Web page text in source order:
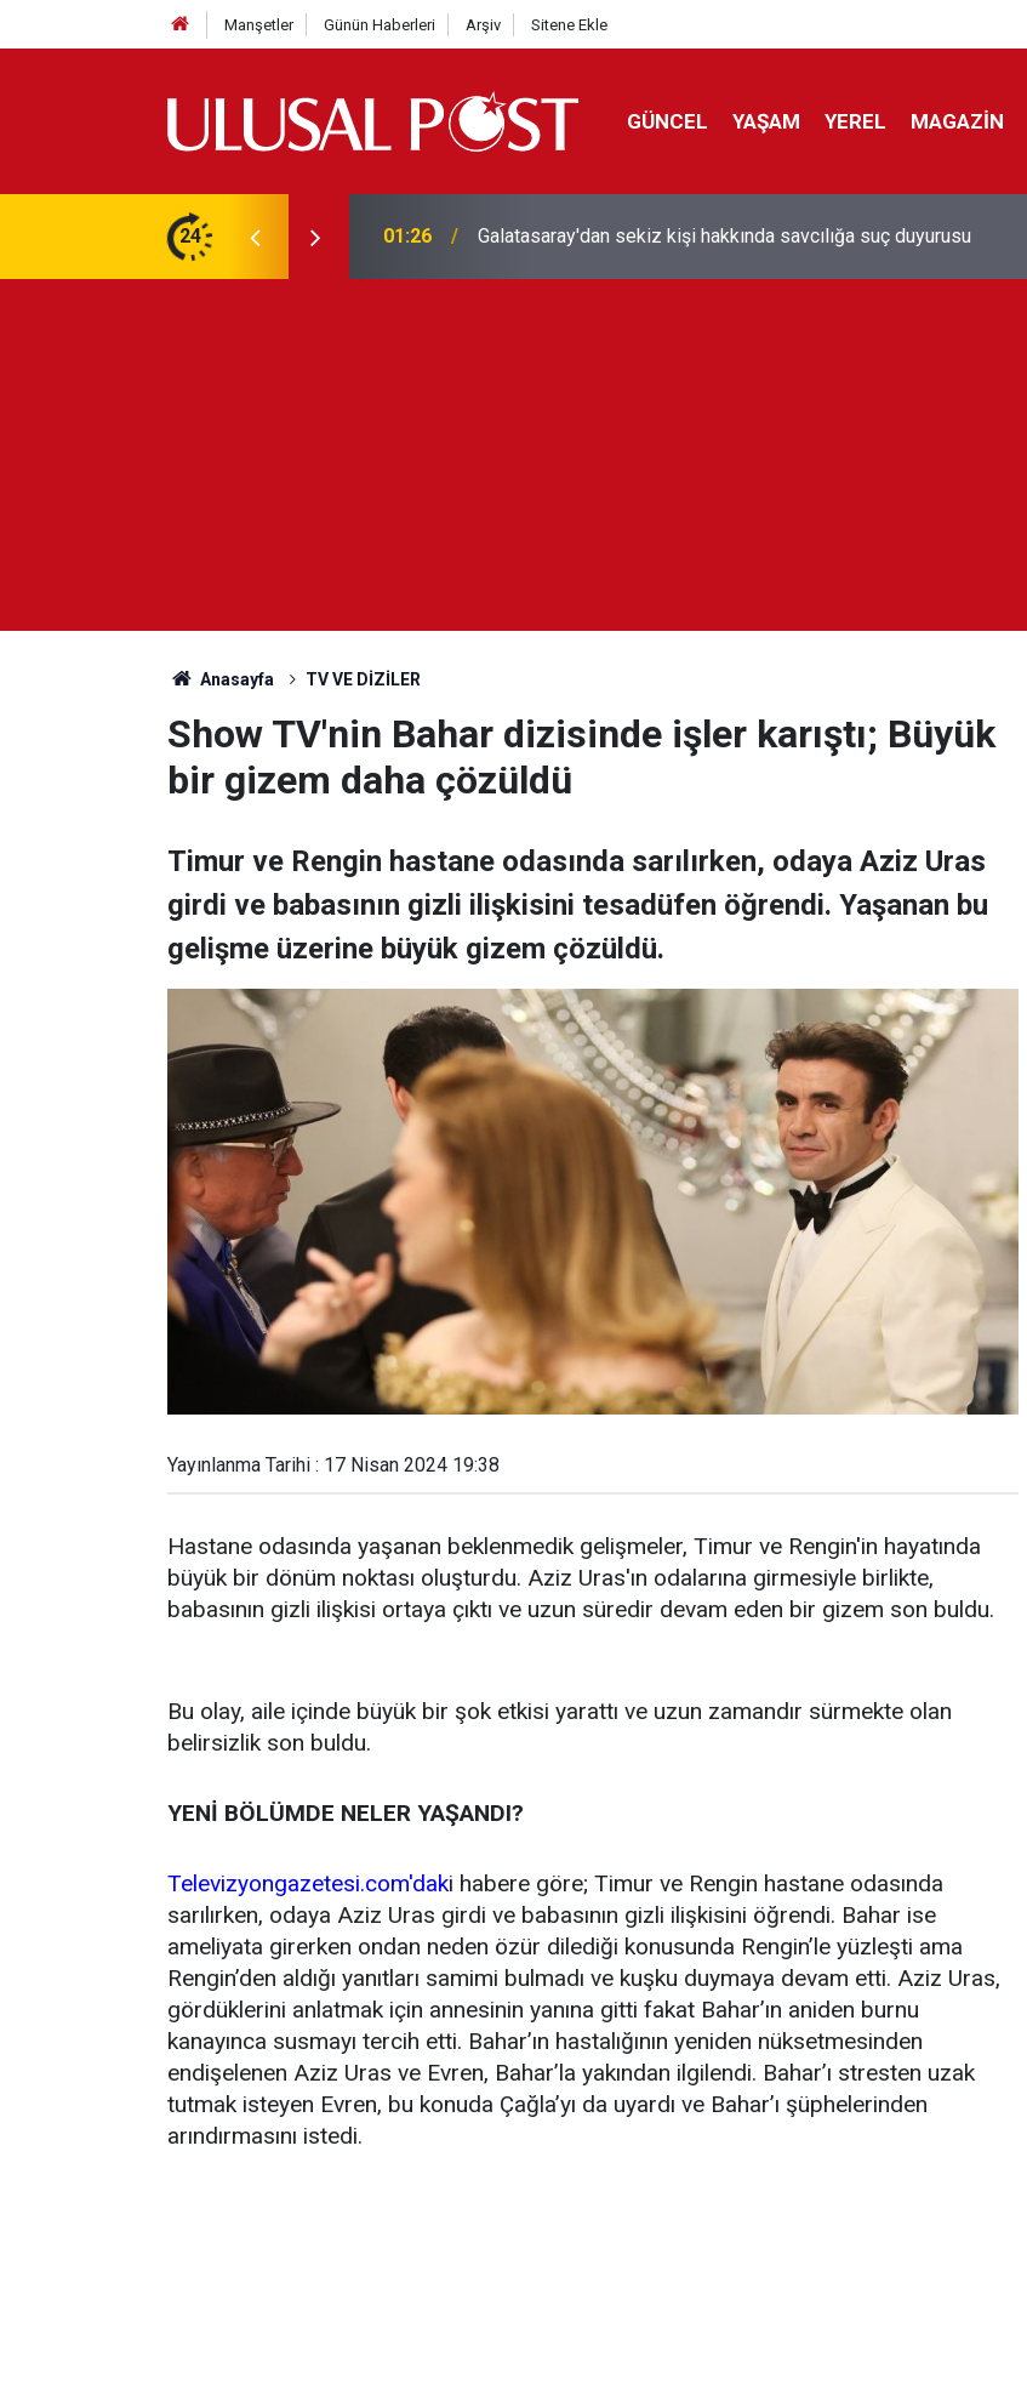
Manşetler Günün Haberleri Arşiv Sitene Ekle
GÜNCEL YAŞAM YEREL MAGAZİN
24
en yüksek seviyesine çıktı 01:26 Galatasaray'dan sekiz kişi hakkında savcılığa suç duyurusu
Anasayfa TV VE DİZİLER
Show TV'nin Bahar dizisinde işler karıştı; Büyük
bir gizem daha çözüldü
Timur ve Rengin hastane odasında sarılırken, odaya Aziz Uras
girdi ve babasının gizli ilişkisini tesadüfen öğrendi. Yaşanan bu
gelişme üzerine büyük gizem çözüldü.
Yayınlanma Tarihi : 17 Nisan 2024 19:38
Hastane odasında yaşanan beklenmedik gelişmeler, Timur ve Rengin'in hayatında
büyük bir dönüm noktası oluşturdu. Aziz Uras'ın odalarına girmesiyle birlikte,
babasının gizli ilişkisi ortaya çıktı ve uzun süredir devam eden bir gizem son buldu.
Bu olay, aile içinde büyük bir şok etkisi yarattı ve uzun zamandır sürmekte olan
belirsizlik son buldu.
YENİ BÖLÜMDE NELER YAŞANDI?
Televizyongazetesi.com'daki habere göre; Timur ve Rengin hastane odasında
sarılırken, odaya Aziz Uras girdi ve babasının gizli ilişkisini öğrendi. Bahar ise
ameliyata girerken ondan neden özür dilediği konusunda Rengin’le yüzleşti ama
Rengin’den aldığı yanıtları samimi bulmadı ve kuşku duymaya devam etti. Aziz Uras,
gördüklerini anlatmak için annesinin yanına gitti fakat Bahar’ın aniden burnu
kanayınca susmayı tercih etti. Bahar’ın hastalığının yeniden nüksetmesinden
endişelenen Aziz Uras ve Evren, Bahar’la yakından ilgilendi. Bahar’ı stresten uzak
tutmak isteyen Evren, bu konuda Çağla’yı da uyardı ve Bahar’ı şüphelerinden
arındırmasını istedi.